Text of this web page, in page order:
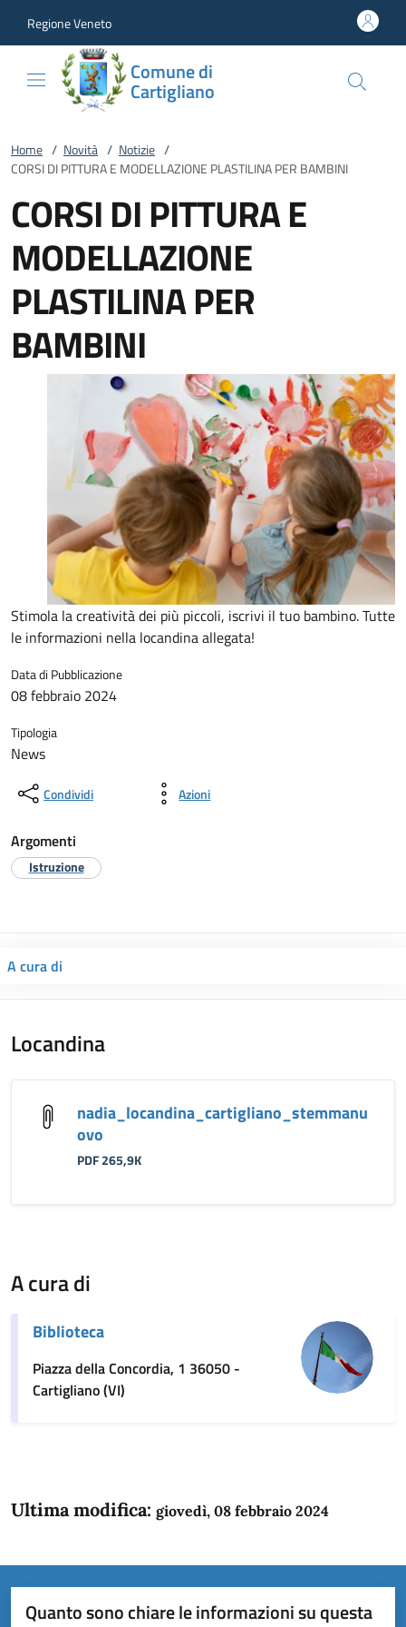
Regione Veneto
Comune di
Cartigliano
Home / Novità / Notizie /
CORSI DI PITTURA E MODELLAZIONE PLASTILINA PER BAMBINI
CORSI DI PITTURA E
MODELLAZIONE
PLASTILINA PER
BAMBINI
Stimola la creatività dei più piccoli, iscrivi il tuo bambino. Tutte
le informazioni nella locandina allegata!
Data di Pubblicazione
08 febbraio 2024
Tipologia
News
Condividi Azioni
Argomenti
Istruzione
A cura di
Locandina
nadia_locandina_cartigliano_stemmanu
ovo
PDF 265,9K
A cura di
Biblioteca
Piazza della Concordia, 1 36050 -
Cartigliano (VI)
Ultima modifica: giovedì, 08 febbraio 2024
Quanto sono chiare le informazioni su questa